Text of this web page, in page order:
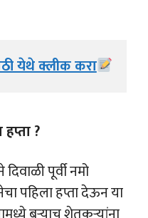
येथे क्लीक करा
?
पूर्वी नमो
पहिला हप्ता देऊन या